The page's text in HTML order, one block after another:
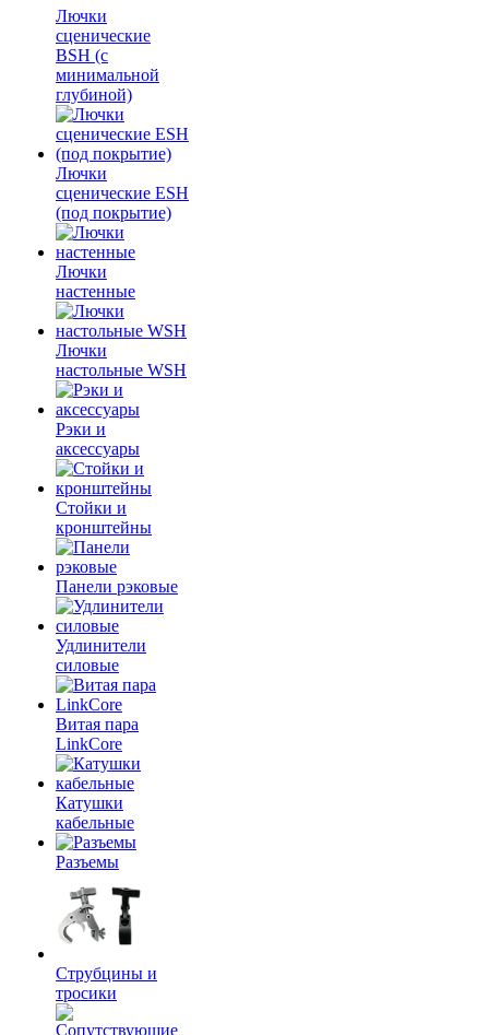
Лючки
сценические
BSH (с
минимальной
глубиной)
Лючки
сценические ESH
(под покрытие)
Лючки
настенные
Лючки
настольные WSH
Рэки и
аксессуары
Стойки и
кронштейны
Панели рэковые
Удлинители
силовые
Витая пара
LinkCore
Катушки
кабельные
Разъемы
Струбцины и
тросики